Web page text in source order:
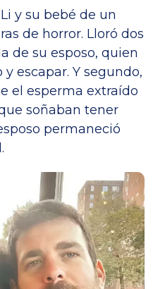
y su bebé de un
de horror. Lloró dos
de su esposo, quien
escapar. Y segundo,
el esperma extraído
soñaban tener
permaneció